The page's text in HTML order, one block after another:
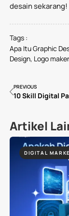
desain sekarang!
Tags :
Apa Itu Graphic
Design, Logo maker
PREVIOUS
Artikel
DIGITAL